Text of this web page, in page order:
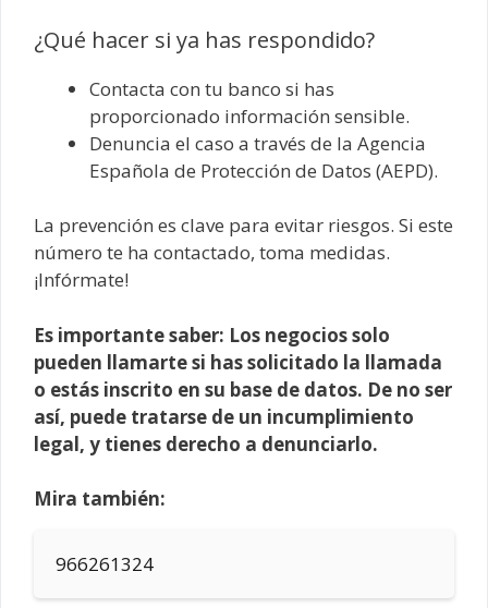
¿Qué hacer si ya has respondido?
Contacta con tu banco si has
proporcionado información sensible.
Denuncia el caso a través de la Agencia
Española de Protección de Datos (AEPD).
La prevención es clave para evitar riesgos. Si este
número te ha contactado, toma medidas.
¡Infórmate!
Es importante saber: Los negocios solo
pueden llamarte si has solicitado la llamada
o estás inscrito en su base de datos. De no ser
así, puede tratarse de un incumplimiento
legal, y tienes derecho a denunciarlo.
Mira también:
966261324